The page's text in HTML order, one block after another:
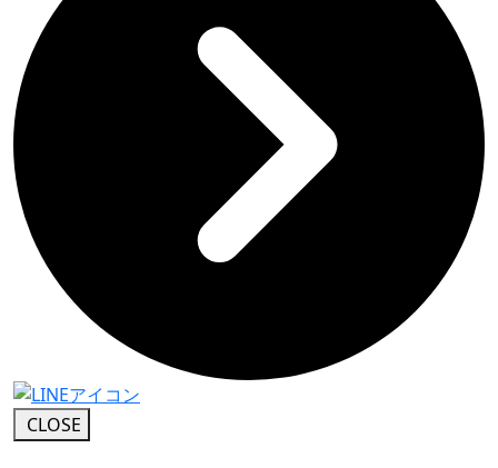
CLOSE